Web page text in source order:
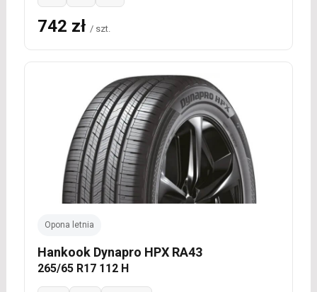
742 zł / szt.
Opona letnia
Hankook Dynapro HPX RA43
265/65 R17 112 H